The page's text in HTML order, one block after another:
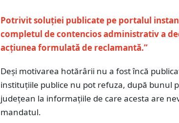
Potrivit soluției publicate pe portalul
completul de contencios administrativ a
acțiunea formulată de reclamantă.”
Deși motivarea hotărârii nu a fost încă
instituțiile publice nu pot refuza, după bunul
județean la informațiile de care acesta are
mandatul.